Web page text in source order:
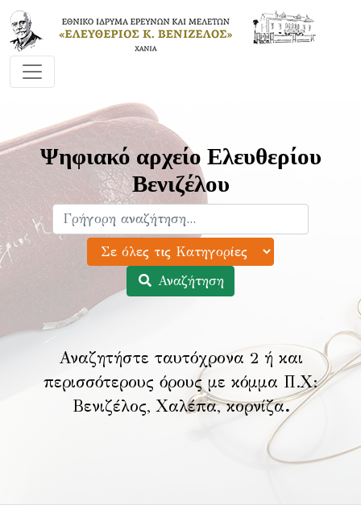
Ψηφιακό αρχείο Ελευθερίου
Βενιζέλου
Αναζήτηση
Αναζητήστε ταυτόχρονα 2 ή και
περισσότερους όρους με κόμμα Π.Χ:
Βενιζέλος, Χαλέπα, κορνίζα.